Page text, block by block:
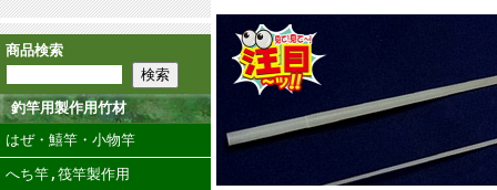
商品検索
釣竿用製作用竹材
はぜ・鱚竿・小物竿
へち竿,筏竿製作用